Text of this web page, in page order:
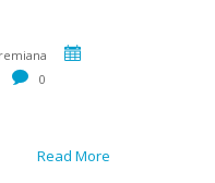
0
Read More